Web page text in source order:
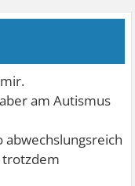
am Autismus
abwechslungsreich
trotzdem